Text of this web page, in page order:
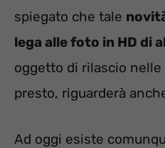
spiegato che tale
lega alle foto in HD di
oggetto di rilascio
presto, riguarderà
Ad oggi esiste